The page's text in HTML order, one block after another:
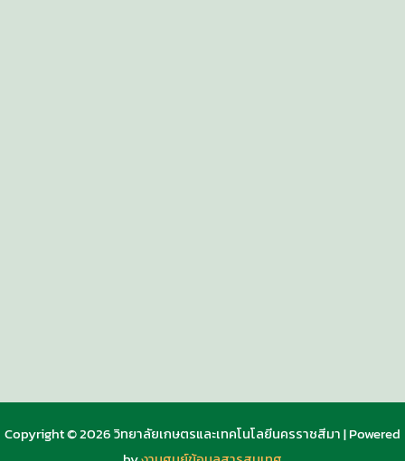
Copyright © 2026 วิทยาลัยเกษตรและเทคโนโลยีนครราชสีมา | Powered